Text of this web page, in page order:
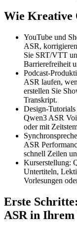
Wie Kreative
YouTube und
ASR,
Sie SRT/VTT
Barrierefreiheit
Podcast-
ASR laufen,
erstellen Sie
Transkript.
Design-
Qwen3 ASR
oder mit
ASR
schnell Zeilen
Kurserstellung:
Untertiteln,
Vorlesungen
Erste
ASR in